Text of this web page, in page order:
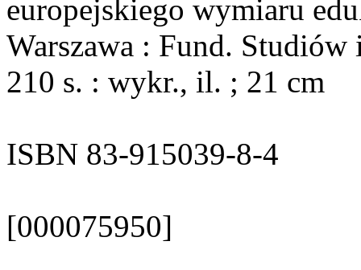
europejskiego wymiaru
Warszawa : Fund.
210 s. : wykr., il. ; 21 cm
ISBN 83-915039-8-4
[000075950]